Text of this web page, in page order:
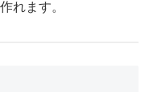
れます。